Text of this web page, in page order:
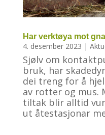
Har verktøya mot
4. desember 2023 |
Sjølv om
bruk, har
dei treng for å
av rotter og mus.
tiltak blir alltid
ut åtestasjonar